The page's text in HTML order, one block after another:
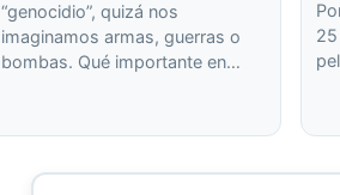
“genocidio”, quizá nos
imaginamos armas, guerras o
bombas. Qué importante en…